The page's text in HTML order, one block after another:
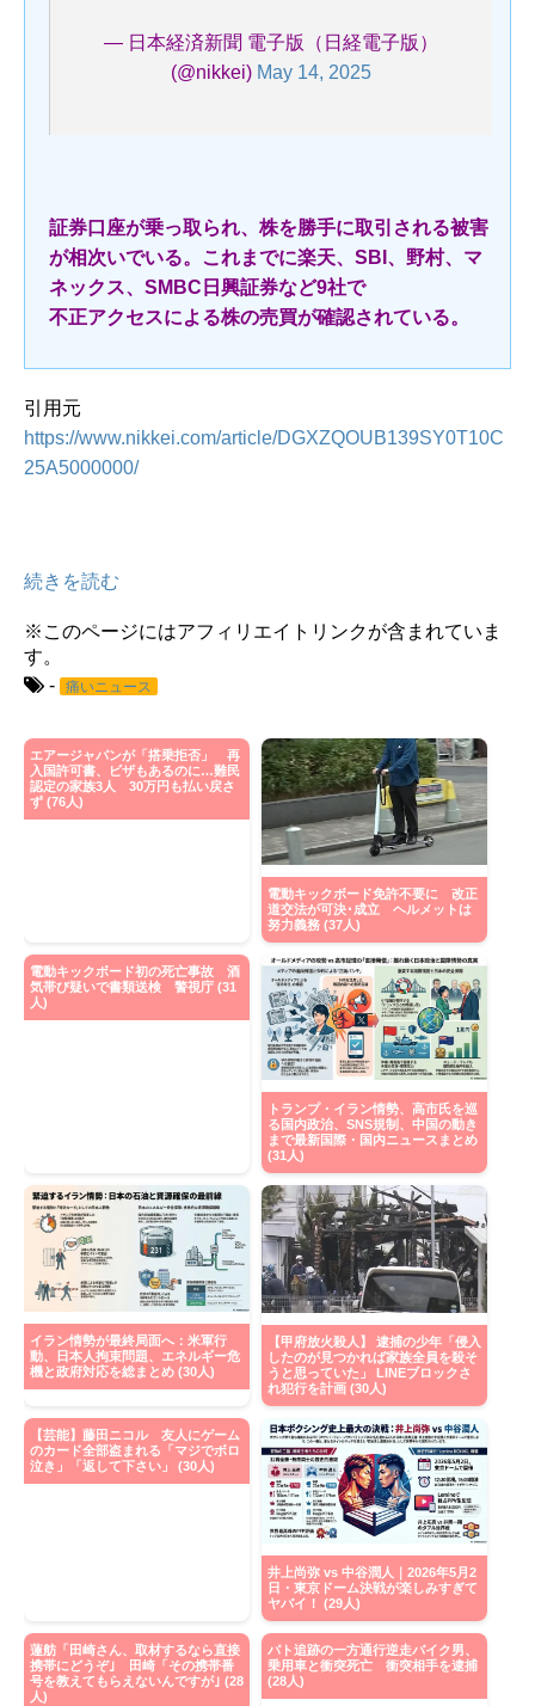
— 日本経済新聞 電子版（日経電子版）
(@nikkei) May 14, 2025
証券口座が乗っ取られ、株を勝手に取引される被害
が相次いでいる。これまでに楽天、SBI、野村、マ
ネックス、SMBC日興証券など9社で
不正アクセスによる株の売買が確認されている。
引用元
https://www.nikkei.com/article/DGXZQOUB139SY0T10C
25A5000000/
続きを読む
※このページにはアフィリエイトリンクが含まれていま
す。
-
痛いニュース
エアージャパンが「搭乗拒否」 再
入国許可書、ビザもあるのに…難民
認定の家族3人 30万円も払い戻さ
ず (76人)
電動キックボード免許不要に 改正
道交法が可決･成立 ヘルメットは
努力義務 (37人)
電動キックボード初の死亡事故 酒
気帯び疑いで書類送検 警視庁 (31
人)
トランプ・イラン情勢、高市氏を巡
る国内政治、SNS規制、中国の動き
まで最新国際・国内ニュースまとめ
(31人)
イラン情勢が最終局面へ：米軍行
動、日本人拘束問題、エネルギー危
機と政府対応を総まとめ (30人)
【甲府放火殺人】 逮捕の少年「侵入
したのが見つかれば家族全員を殺そ
うと思っていた」 LINEブロックさ
れ犯行を計画 (30人)
【芸能】藤田ニコル 友人にゲーム
のカード全部盗まれる「マジでボロ
泣き」「返して下さい」 (30人)
井上尚弥 vs 中谷潤人｜2026年5月2
日・東京ドーム決戦が楽しみすぎて
ヤバイ！ (29人)
蓮舫「田崎さん、取材するなら直接
携帯にどうぞ｣ 田崎「その携帯番
号を教えてもらえないんですが｣ (28
人)
パト追跡の一方通行逆走バイク男、
乗用車と衝突死亡 衝突相手を逮捕
(28人)